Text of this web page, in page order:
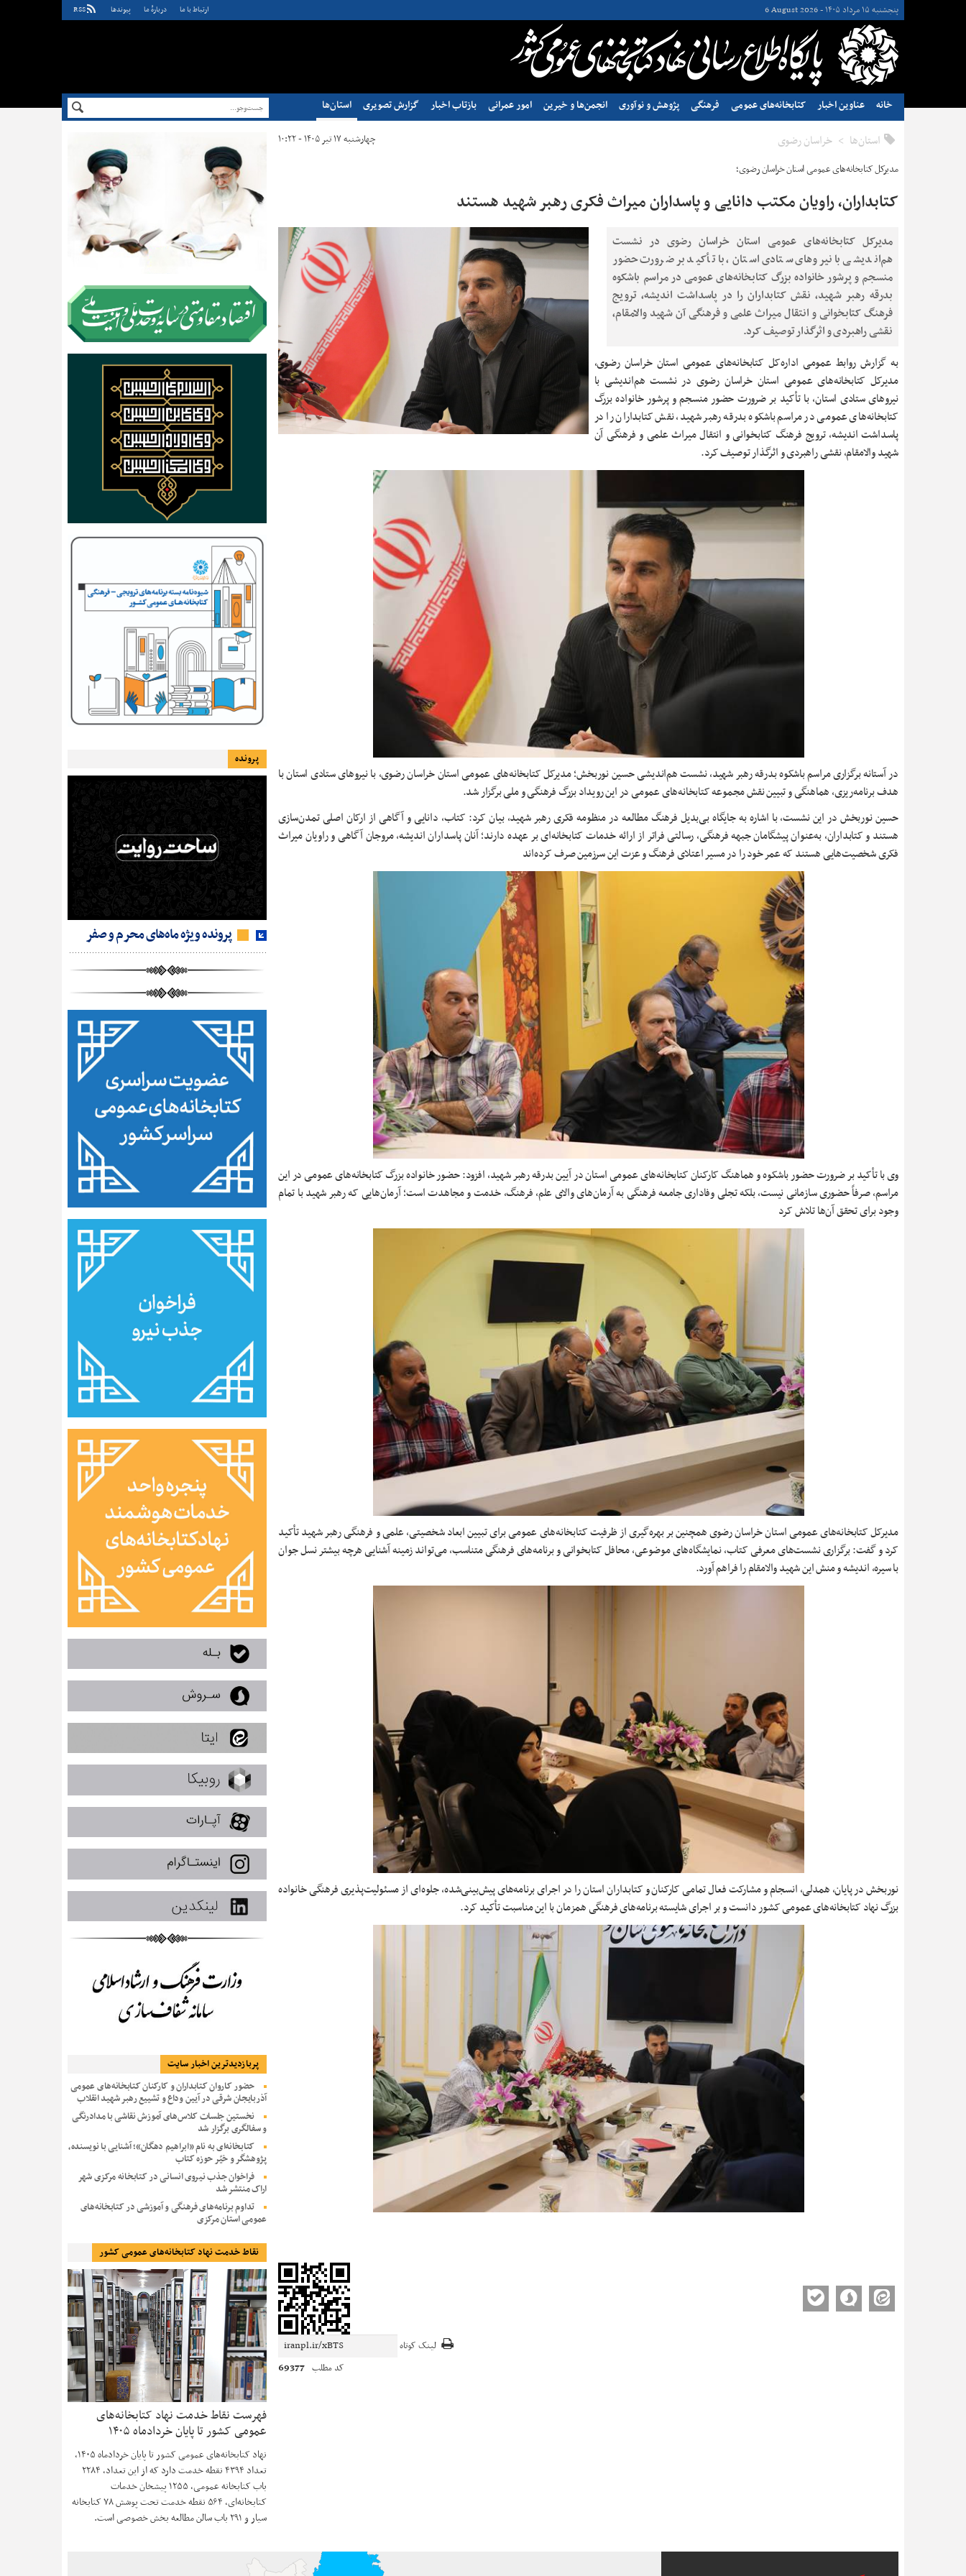
پنجشنبه ۱۵ مرداد ۱۴۰۵ - 6 August 2026 ارتباط با ما دربارهٔ ما پيوندها RSS
خانه عناوین اخبار کتابخانه‌های عمومی فرهنگی پژوهش و نوآوری انجمن‌ها و خیرین امور عمرانی بازتاب اخبار گزارش تصویری استان‌ها
استان‌ها خراسان رضوی چهارشنبه ۱۷ تیر ۱۴۰۵ - ۱۰:۲۲
مدیرکل کتابخانه‌های عمومی استان خراسان رضوی؛
کتابداران، راویان مکتب دانایی و پاسداران میراث فکری رهبر شهید هستند
مدیرکل کتابخانه‌های عمومی استان خراسان رضوی در نشست
هم‌اندیشی با نیروهای ستادی استان، با تأکید بر ضرورت حضور
منسجم و پرشور خانواده بزرگ کتابخانه‌های عمومی در مراسم باشکوه
بدرقه رهبر شهید، نقش کتابداران را در پاسداشت اندیشه، ترویج
فرهنگ کتابخوانی و انتقال میراث علمی و فرهنگی آن شهید والامقام،
نقشی راهبردی و اثرگذار توصیف کرد.
به گزارش روابط عمومی اداره‌کل کتابخانه‌های عمومی استان خراسان رضوی،
مدیرکل کتابخانه‌های عمومی استان خراسان رضوی در نشست هم‌اندیشی با
نیروهای ستادی استان، با تأکید بر ضرورت حضور منسجم و پرشور خانواده بزرگ
کتابخانه‌های عمومی در مراسم باشکوه بدرقه رهبر شهید، نقش کتابداران را در
پاسداشت اندیشه، ترویج فرهنگ کتابخوانی و انتقال میراث علمی و فرهنگی آن
شهید والامقام، نقشی راهبردی و اثرگذار توصیف کرد.
در آستانه برگزاری مراسم باشکوه بدرقه رهبر شهید، نشست هم‌اندیشی حسین نوربخش؛ مدیرکل کتابخانه‌های عمومی استان خراسان رضوی، با نیروهای ستادی استان با
هدف برنامه‌ریزی، هماهنگی و تبیین نقش مجموعه کتابخانه‌های عمومی در این رویداد بزرگ فرهنگی و ملی برگزار شد.
حسین نوربخش در این نشست، با اشاره به جایگاه بی‌بدیل فرهنگ مطالعه در منظومه فکری رهبر شهید، بیان کرد: کتاب، دانایی و آگاهی از ارکان اصلی تمدن‌سازی
هستند و کتابداران، به‌عنوان پیشگامان جبهه فرهنگی، رسالتی فراتر از ارائه خدمات کتابخانه‌ای بر عهده دارند؛ آنان پاسداران اندیشه، مروجان آگاهی و راویان میراث
فکری شخصیت‌هایی هستند که عمر خود را در مسیر اعتلای فرهنگ و عزت این سرزمین صرف کرده‌اند
وی با تأکید بر ضرورت حضور باشکوه و هماهنگ کارکنان کتابخانه‌های عمومی استان در آیین بدرقه رهبر شهید، افزود: حضور خانواده بزرگ کتابخانه‌های عمومی در این
مراسم، صرفاً حضوری سازمانی نیست، بلکه تجلی وفاداری جامعه فرهنگی به آرمان‌های والای علم، فرهنگ، خدمت و مجاهدت است؛ آرمان‌هایی که رهبر شهید با تمام
وجود برای تحقق آن‌ها تلاش کرد
مدیرکل کتابخانه‌های عمومی استان خراسان رضوی همچنین بر بهره‌گیری از ظرفیت کتابخانه‌های عمومی برای تبیین ابعاد شخصیتی، علمی و فرهنگی رهبر شهید تأکید
کرد و گفت: برگزاری نشست‌های معرفی کتاب، نمایشگاه‌های موضوعی، محافل کتابخوانی و برنامه‌های فرهنگی متناسب، می‌تواند زمینه آشنایی هرچه بیشتر نسل جوان
با سیره، اندیشه و منش این شهید والامقام را فراهم آورد.
نوربخش در پایان، همدلی، انسجام و مشارکت فعال تمامی کارکنان و کتابداران استان را در اجرای برنامه‌های پیش‌بینی‌شده، جلوه‌ای از مسئولیت‌پذیری فرهنگی خانواده
بزرگ نهاد کتابخانه‌های عمومی کشور دانست و بر اجرای شایسته برنامه‌های فرهنگی همزمان با این مناسبت تأکید کرد.
لینک کوتاه
کد مطلب 69377
پرونده
پرونده ویژه ماه‌های محرم و صفر
پربازديدترين اخبار سایت
حضور کاروان کتابداران و کارکنان کتابخانه‌های عمومی
آذربایجان شرقی در آیین وداع و تشییع رهبر شهید انقلاب
نخستین جلسات کلاس‌های آموزش نقاشی با مدادرنگی
و سفالگری برگزار شد
کتابخانه‌ای به نام «ابراهیم دهگان»؛ آشنایی با نویسنده،
پژوهشگر و خیّر حوزه کتاب
فراخوان جذب نیروی انسانی در کتابخانه مرکزی شهر
اراک منتشر شد
تداوم برنامه‌های فرهنگی و آموزشی در کتابخانه‌های
عمومی استان مرکزی
نقاط خدمت نهاد کتابخانه‌های عمومی کشور
فهرست نقاط خدمت نهاد کتابخانه‌های
عمومی کشور تا پایان خردادماه ۱۴۰۵
نهاد کتابخانه‌های عمومی کشور تا پایان خردادماه ۱۴۰۵،
تعداد ۴۳۹۴ نقطه خدمت دارد که از این تعداد، ۲۲۸۴
باب کتابخانه عمومی، ۱۲۵۵ پیشخان خدمات
کتابخانه‌ای، ۵۶۴ نقطه خدمت تحت پوشش ۷۸ کتابخانه
سیار و ۲۹۱ باب سالن مطالعه بخش خصوصی است.